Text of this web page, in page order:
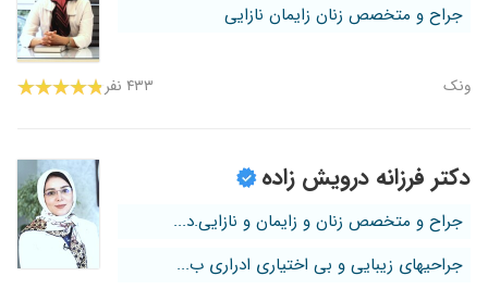
جراح و متخصص زنان زایمان نازایی
ونک ۴۳۳ نفر
دکتر فرزانه درویش زاده
جراح و متخصص زنان و زایمان و نازایی.د...
جراحیهای زیبایی و بی اختیاری ادراری ب...